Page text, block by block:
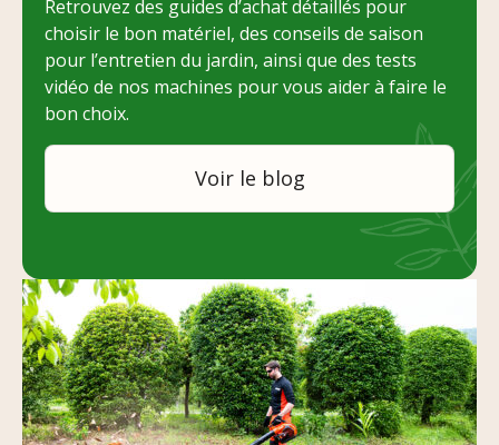
Retrouvez des guides d’achat détaillés pour
choisir le bon matériel, des conseils de saison
pour l’entretien du jardin, ainsi que des tests
vidéo de nos machines pour vous aider à faire le
bon choix.
Voir le blog